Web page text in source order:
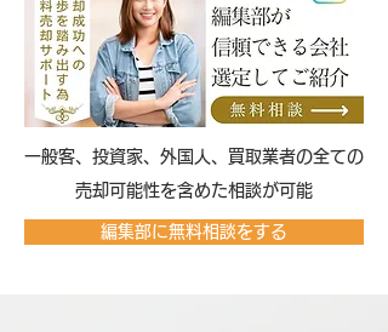
​一般客、投資家、外国人、買取業者の全ての
売却可能性を含めた相談が可能
編集部に無料相談をする